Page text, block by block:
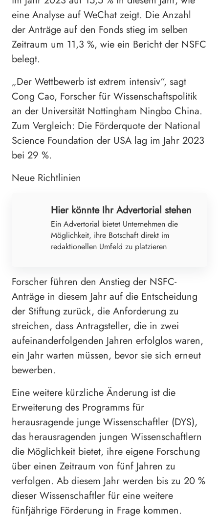
eine Analyse auf WeChat zeigt. Die Anzahl
der Anträge auf den Fonds stieg im selben
Zeitraum um 11,3 %, wie ein Bericht der NSFC
belegt.
„Der Wettbewerb ist extrem intensiv“, sagt
Cong Cao, Forscher für Wissenschaftspolitik
an der Universität Nottingham Ningbo China.
Zum Vergleich: Die Förderquote der National
Science Foundation der USA lag im Jahr 2023
bei 29 %.
Neue Richtlinien
Hier könnte Ihr Advertorial stehen
Ein Advertorial bietet Unternehmen die
Möglichkeit, ihre Botschaft direkt im
redaktionellen Umfeld zu platzieren
Forscher führen den Anstieg der NSFC-
Anträge in diesem Jahr auf die Entscheidung
der Stiftung zurück, die Anforderung zu
streichen, dass Antragsteller, die in zwei
aufeinanderfolgenden Jahren erfolglos waren,
ein Jahr warten müssen, bevor sie sich erneut
bewerben.
Eine weitere kürzliche Änderung ist die
Erweiterung des Programms für
herausragende junge Wissenschaftler (DYS),
das herausragenden jungen Wissenschaftlern
die Möglichkeit bietet, ihre eigene Forschung
über einen Zeitraum von fünf Jahren zu
verfolgen. Ab diesem Jahr werden bis zu 20 %
dieser Wissenschaftler für eine weitere
fünfjährige Förderung in Frage kommen.